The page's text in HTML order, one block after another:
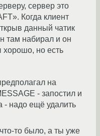
сервер это
Когда клиент
данный чатик
там набирал и он
хорошо, но есть
на
- запостил и
- надо ещё удалить
то было, а ты уже